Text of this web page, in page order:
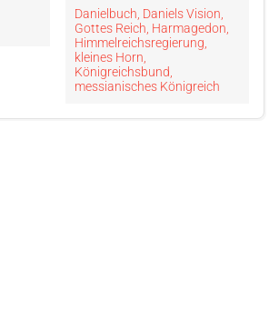
Danielbuch Daniels Vision
Gottes Reich Harmagedon
Himmelreichsregierung
kleines Horn
Königreichsbund
messianisches Königreich